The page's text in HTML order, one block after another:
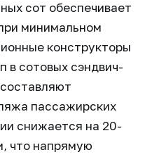
сот обеспечивает
минимальном
конструкторы
в сотовых сэндвич-
пассажирских
снижается на 20-
что напрямую